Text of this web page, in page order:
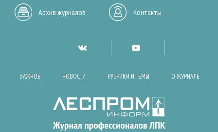
Архив журналов Контакты
ВАЖНОЕ НОВОСТИ РУБРИКИ И ТЕМЫ О ЖУРНАЛЕ